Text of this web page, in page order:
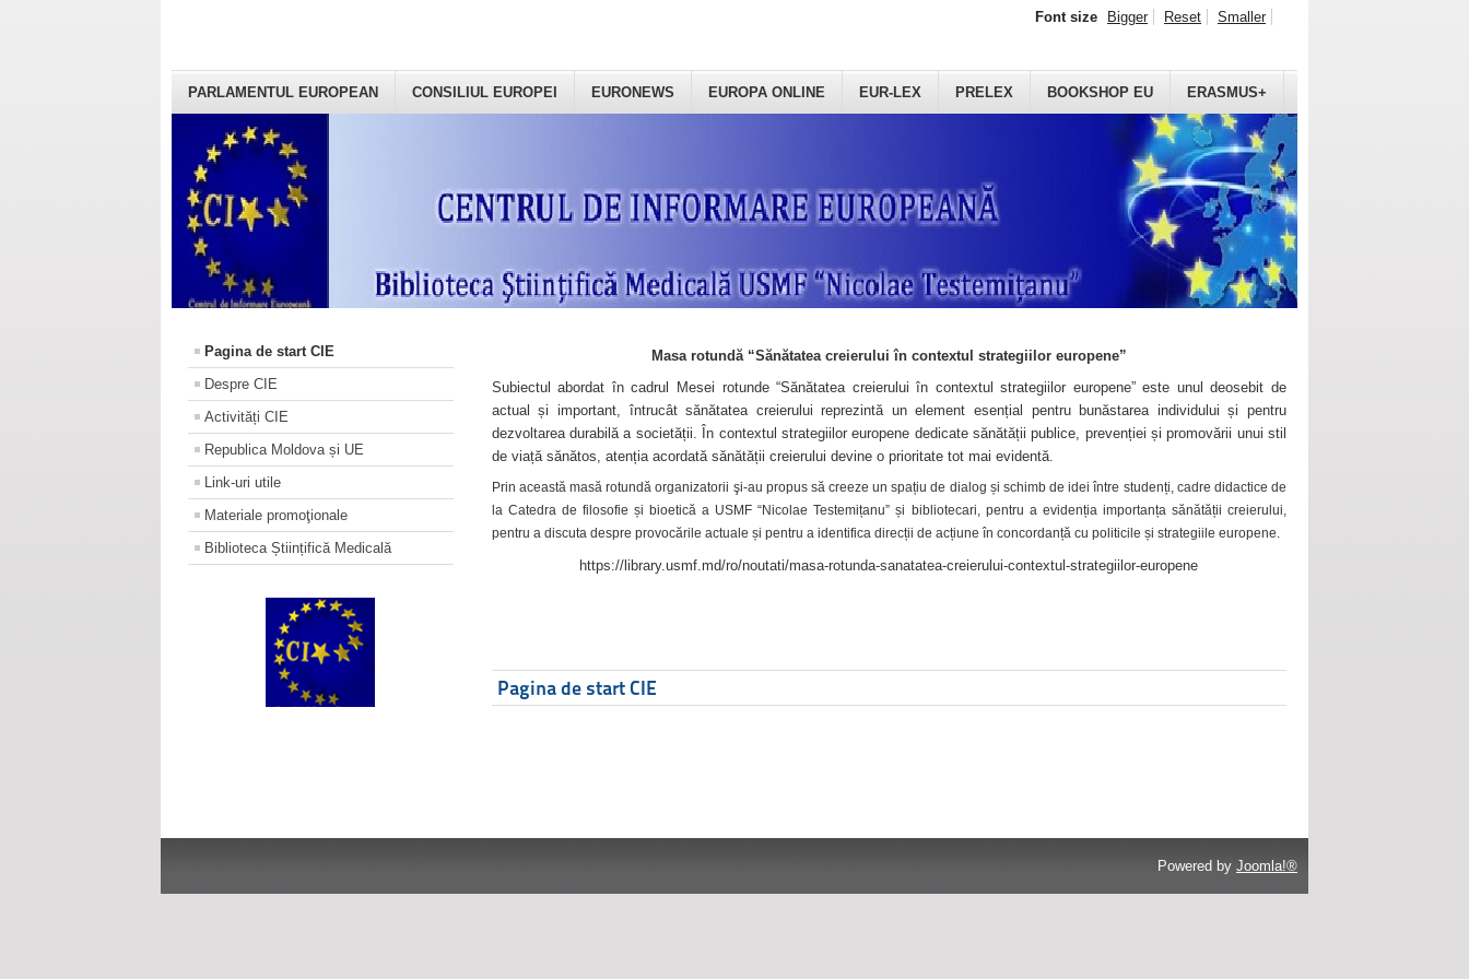
PARLAMENTUL EUROPEAN CONSILIUL EUROPEI EURONEWS EUROPA ONLINE EUR-LEX PRELEX BOOKSHOP EU ERASMUS+
Font size Bigger Reset Smaller
Pagina de start CIE
Despre CIE
Activități CIE
Republica Moldova și UE
Link-uri utile
Materiale promoţionale
Biblioteca Științifică Medicală
Masa rotundă “Sănătatea creierului în contextul strategiilor europene”
Subiectul abordat în cadrul Mesei rotunde “Sănătatea creierului în contextul strategiilor europene” este unul deosebit de
actual și important, întrucât sănătatea creierului reprezintă un element esențial pentru bunăstarea individului și pentru
dezvoltarea durabilă a societății. În contextul strategiilor europene dedicate sănătății publice, prevenției și promovării unui stil
de viață sănătos, atenția acordată sănătății creierului devine o prioritate tot mai evidentă.
Prin această masă rotundă organizatorii şi-au propus să creeze un spațiu de dialog și schimb de idei între studenți, cadre didactice de
la Catedra de filosofie și bioetică a USMF “Nicolae Testemițanu” și bibliotecari, pentru a evidenția importanța sănătății creierului,
pentru a discuta despre provocările actuale și pentru a identifica direcții de acțiune în concordanță cu politicile și strategiile europene.
https://library.usmf.md/ro/noutati/masa-rotunda-sanatatea-creierului-contextul-strategiilor-europene
Pagina de start CIE
Powered by Joomla!®